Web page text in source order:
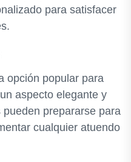
para satisfacer
opción popular para
aspecto elegante y
prepararse para
cualquier atuendo